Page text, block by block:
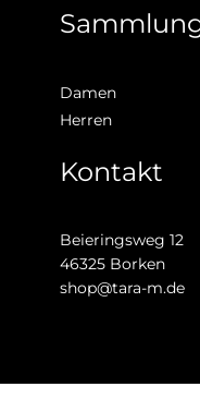
Damen
Herren
Kontakt
Beieringsweg 12
46325 Borken
shop@tara-m.de